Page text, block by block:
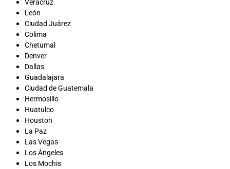
Veracruz
León
Ciudad Juárez
Colima
Chetumal
Denver
Dallas
Guadalajara
Ciudad de Guatemala
Hermosillo
Huatulco
Houston
La Paz
Las Vegas
Los Ángeles
Los Mochis